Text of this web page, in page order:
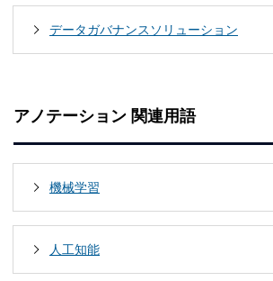
データガバナンスソリューション
アノテーション 関連用語
機械学習
人工知能